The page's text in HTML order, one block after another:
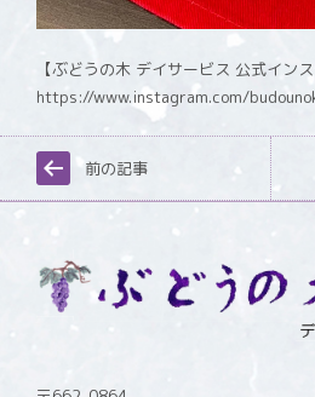
【ぶどうの木 デイサービス 公式インス
https://www.instagram.com/
前の記事